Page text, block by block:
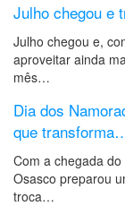
Julho chegou e
Julho chegou e,
aproveitar ainda
mês…
Dia dos
que
Com a chegada
Osasco preparou
troca…